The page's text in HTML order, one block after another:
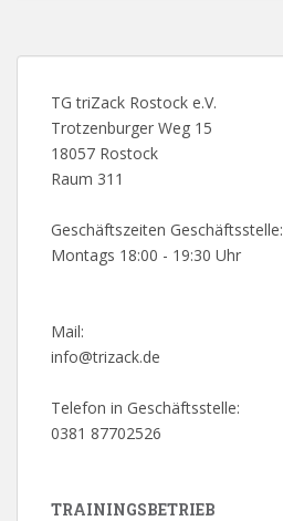
TG triZack Rostock e.V.
Trotzenburger Weg 15
18057 Rostock
Raum 311
Geschäftszeiten Geschäftsstelle:
Montags 18:00 - 19:30 Uhr
Mail:
info@trizack.de
Telefon in Geschäftsstelle:
0381 87702526
TRAININGSBETRIEB